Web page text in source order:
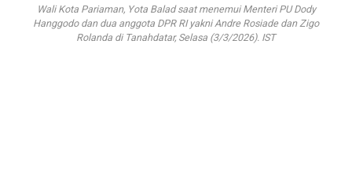
Wali Kota Pariaman, Yota Balad saat menemui Menteri PU Dody
Hanggodo dan dua anggota DPR RI yakni Andre Rosiade dan Zigo
Rolanda di Tanahdatar, Selasa (3/3/2026). IST